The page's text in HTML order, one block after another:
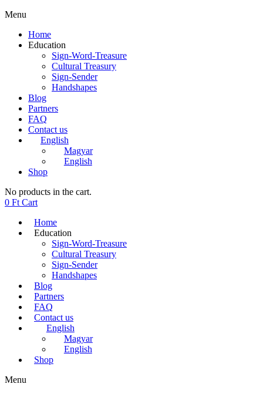
Menu
Home
Education
Sign-Word-Treasure
Cultural Treasury
Sign-Sender
Handshapes
Blog
Partners
FAQ
Contact us
English
Magyar
English
Shop
No products in the cart.
0 Ft Cart
Home
Education
Sign-Word-Treasure
Cultural Treasury
Sign-Sender
Handshapes
Blog
Partners
FAQ
Contact us
English
Magyar
English
Shop
Menu